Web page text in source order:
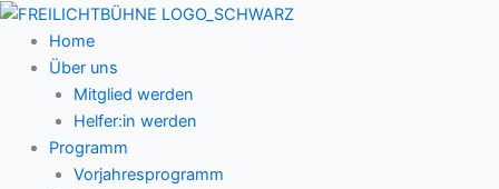
Zum
Inhalt
springen
Home
Über uns
Mitglied werden
Helfer:in werden
Programm
Vorjahresprogramm